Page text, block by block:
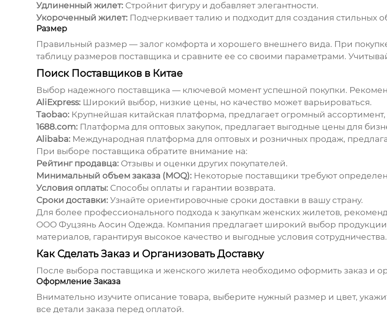
Удлиненный жилет:Стройнит фигуру и добавляет элегантности.
Укороченный жилет:Подчеркивает талию и подходит для создания стильных
Размер
Правильный размер — залог комфорта и хорошего внешнего вида. При
таблицу размеров поставщика и сравните ее со своими параметрами.
Поиск Поставщиков в Китае
Выбор надежного поставщика — ключевой момент успешной покупки.
AliExpress:Широкий выбор, низкие цены, но качество может варьироваться.
Taobao:Крупнейшая китайская платформа, предлагает огромный
1688.com:Платформа для оптовых закупок, предлагает выгодные цены для
Alibaba:Международная платформа для оптовых и розничных продаж,
При выборе поставщика обратите внимание на:
Рейтинг продавца:Отзывы и оценки других покупателей.
Минимальный объем заказа (MOQ):Некоторые поставщики требуют
Условия оплаты:Способы оплаты и гарантии возврата.
Сроки доставки:Узнайте ориентировочные сроки доставки в вашу страну.
Для более профессионального подхода к закупкам женских жилетов,
ООО Фуцзянь Аосин Одежда. Компания предлагает широкий выбор
материалов, гарантируя высокое качество и выгодные условия сотрудничества.
Как Сделать Заказ и Организовать Доставку
После выбора поставщика и женского жилета необходимо оформить заказ и
Оформление Заказа
Внимательно изучите описание товара, выберите нужный размер и цвет,
все детали заказа перед оплатой.